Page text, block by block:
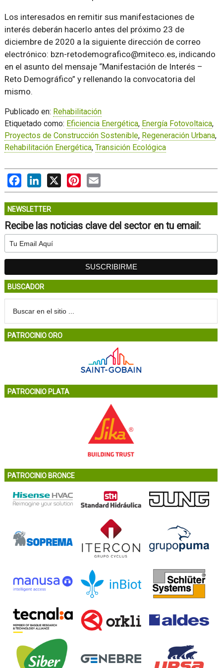
Los interesados en remitir sus manifestaciones de
interés deberán hacerlo antes del próximo 23 de
diciembre de 2020 a la siguiente dirección de correo
electrónico: bzn-retodemografico@miteco.es, indicando
en el asunto del mensaje “Manifestación de Interés –
Reto Demográfico” y rellenando la convocatoria del
mismo.
Publicado en: Rehabilitación
Etiquetado como: Eficiencia Energética, Energía Fotovoltaica,
Proyectos de Construcción Sostenible, Regeneración Urbana,
Rehabilitación Energética, Transición Ecológica
FacebookLinkedIn
X PinterestEmail
NEWSLETTER
Recibe las noticias clave del sector en tu email:
BUSCADOR
PATROCINIO ORO
PATROCINIO PLATA
PATROCINIO BRONCE